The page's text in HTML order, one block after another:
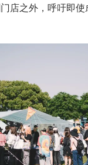
店之外，呼吁即